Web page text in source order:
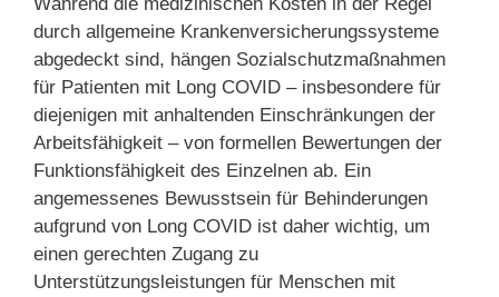
durch allgemeine Krankenversicherungssysteme
abgedeckt sind, hängen Sozialschutzmaßnahmen
für Patienten mit Long COVID – insbesondere für
diejenigen mit anhaltenden Einschränkungen der
Arbeitsfähigkeit – von formellen Bewertungen der
Funktionsfähigkeit des Einzelnen ab. Ein
angemessenes Bewusstsein für Behinderungen
aufgrund von Long COVID ist daher wichtig, um
einen gerechten Zugang zu
Unterstützungsleistungen für Menschen mit